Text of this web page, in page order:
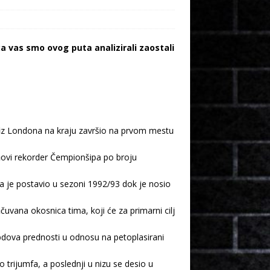
vas smo ovog puta analizirali zaostali
Londona na kraju završio na prvom mestu
rekorder Čempionšipa po broju
je postavio u sezoni 1992/93 dok je nosio
okosnica tima, koji će za primarni cilj
prednosti u odnosu na petoplasirani
trijumfa, a poslednji u nizu se desio u